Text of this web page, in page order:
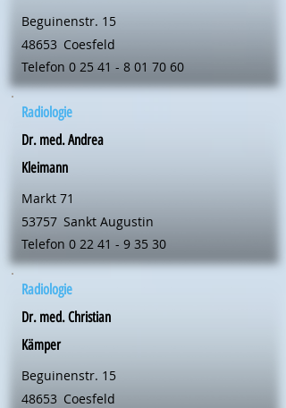
Beguinenstr. 15
48653 Coesfeld
Telefon 0 25 41 - 8 01 70 60
Radiologie
Dr. med. Andrea
Kleimann
Markt 71
53757 Sankt Augustin
Telefon 0 22 41 - 9 35 30
Radiologie
Dr. med. Christian
Kämper
Beguinenstr. 15
48653 Coesfeld